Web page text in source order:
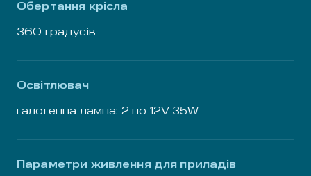
Обертання крісла
360 градусів
Освітлювач
галогенна лампа: 2 по 12V 35W
Параметри живлення для приладів